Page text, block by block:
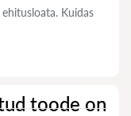
Kuidas
toode on